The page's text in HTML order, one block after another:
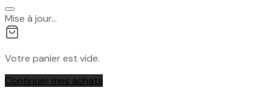
Mise à jour…
Votre panier est vide.
Continuer mes achats